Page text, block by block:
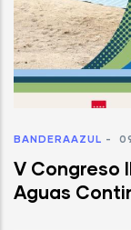
BANDERAAZUL -
V Congreso
Aguas